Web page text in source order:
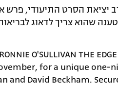
הסרט התיעודי, פרש
שהוא צריך לדאוג
RONNIE O'SULLIVAN THE
for a unique one-
and David Beckham.